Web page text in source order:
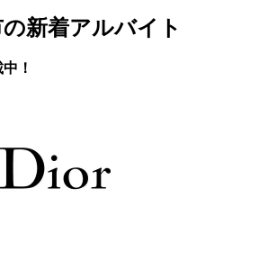
新着アルバイト
！